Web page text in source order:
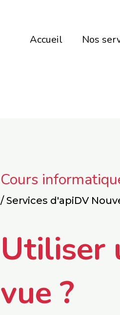
Accueil Nos
Cours
/Services d'apiDV
Utiliser
vue ?